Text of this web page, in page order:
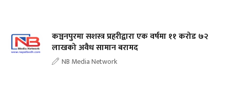
कञ्चनपुरमा सशस्त्र प्रहरीद्वारा एक वर्षमा ११ करोड ७२
लाखको अवैध सामान बरामद
NB Media Network